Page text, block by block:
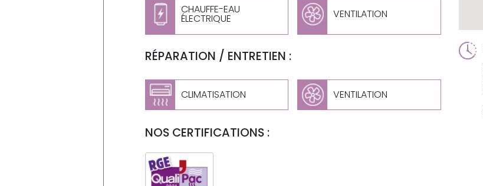
CHAUFFE-EAU
ÉLECTRIQUE VENTILATION
RÉPARATION / ENTRETIEN :
CLIMATISATION VENTILATION
NOS CERTIFICATIONS :